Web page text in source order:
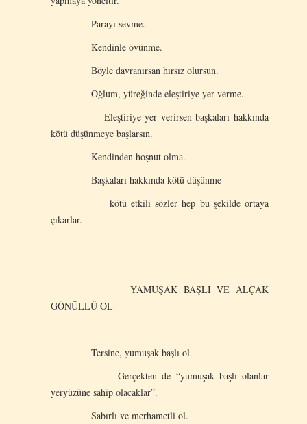
Parayı sevme.
Kendinle övünme.
Böyle davranırsan hırsız olursun.
Oğlum, yüreğinde eleştiriye yer verme.
Eleştiriye yer verirsen başkaları hakkında
kötü düşünmeye başlarsın.
Kendinden hoşnut olma.
Başkaları hakkında kötü düşünme
kötü etkili sözler hep bu şekilde ortaya
çıkarlar.
YAMUŞAK BAŞLI VE ALÇAK
GÖNÜLLÜ OL
Tersine, yumuşak başlı ol.
Gerçekten de “yumuşak başlı olanlar
yeryüzüne sahip olacaklar”.
Sabırlı ve merhametli ol.